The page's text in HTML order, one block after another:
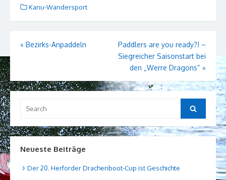
Kanu-Wandersport
Beitragsnavigation
« Bezirks-Anpaddeln
Paddlers are you ready?! –
Siegreicher Saisonstart bei
den „Werre Dragons“ »
for:
Search
Neueste Beiträge
Der 20. Herforder Drachenboot-Cup ist Geschichte